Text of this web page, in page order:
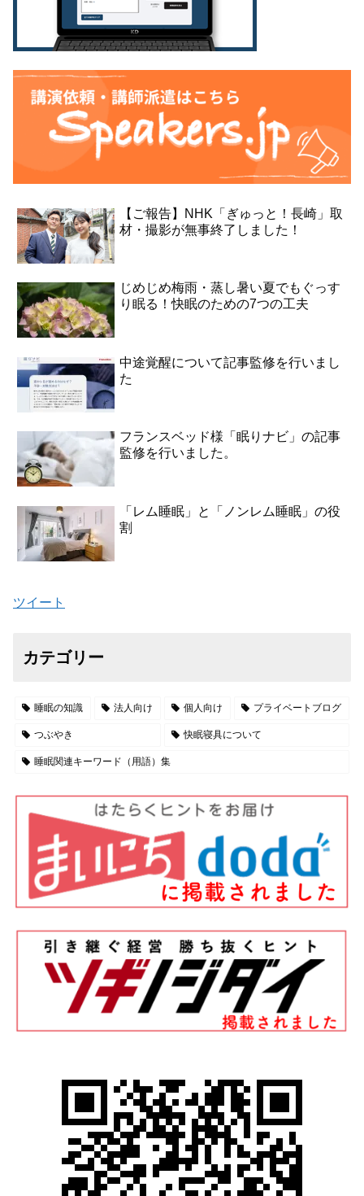
【ご報告】NHK「ぎゅっと！長崎」取
材・撮影が無事終了しました！
じめじめ梅雨・蒸し暑い夏でもぐっす
り眠る！快眠のための7つの工夫
中途覚醒について記事監修を行いまし
た
フランスベッド様「眠りナビ」の記事
監修を行いました。
「レム睡眠」と「ノンレム睡眠」の役
割
ツイート
カテゴリー
睡眠の知識 法人向け 個人向け プライベートブログ
つぶやき 快眠寝具について
睡眠関連キーワード（用語）集